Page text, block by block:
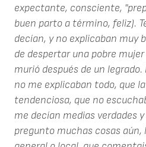
expectante, consciente,
buen parto a término, feliz).
decían, y no explicaban muy
de despertar una pobre
murió después de un
no me explicaban todo, que
tendenciosa, que no
me decían medias verdades
pregunto muchas cosas aún,